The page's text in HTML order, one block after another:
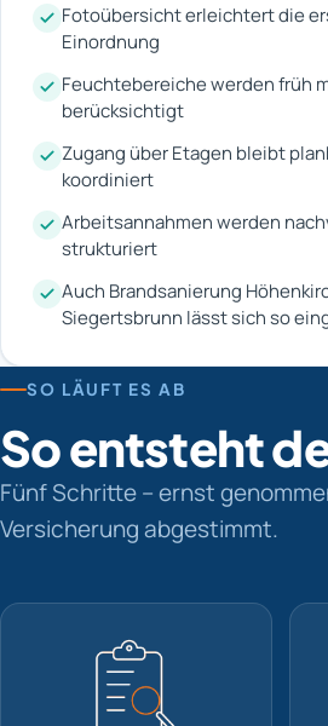
Fotoübersicht erleichtert die
Einordnung
Feuchtebereiche werden früh
berücksichtigt
Zugang über Etagen bleibt
koordiniert
Arbeitsannahmen werden
strukturiert
Auch Brandsanierung
Siegertsbrunn lässt sich so
SO LÄUFT ES AB
So entsteht
Fünf Schritte – ernst
Versicherung abgestimmt.